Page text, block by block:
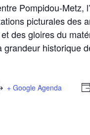
Pompidou-
picturales des
des gloires du
grandeur
+ Google Agenda